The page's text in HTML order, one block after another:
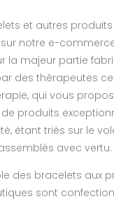
et autres produits
notre e-
la majeur partie
des thérapeutes
qui vous
produits
étant triés sur le
avec vertu.
des bracelets aux
sont